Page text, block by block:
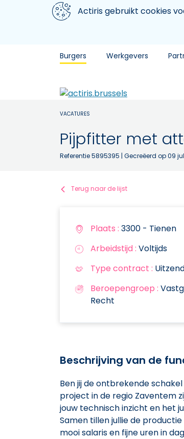
Aller au contenu principal
We gebruiken cookiesActiris gebruikt cookies
Burgers Werkgevers
VACATURES
Pijpfitter met
Referentie 5895395 | Gecreëerd op 09
Terug naar de lijst
Plaats : 3300 - Tienen
Arbeidstijd : Voltijds
Type contract :
Beroepengroep :
Recht
Beschrijving van de
Ben jij de ontbrekende
project in de regio Zaventem
jouw technisch inzicht en het
Samen tillen jullie de
mooi salaris en fijne uren in